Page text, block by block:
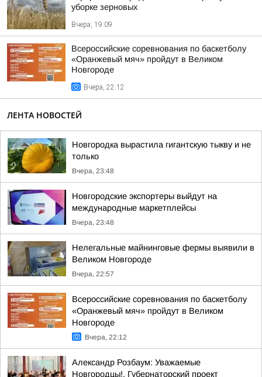
уборке зерновых
Вчера, 19:09
Всероссийские соревнования по баскетболу
«Оранжевый мяч» пройдут в Великом
Новгороде
Вчера, 22:12
ЛЕНТА НОВОСТЕЙ
Новгородка вырастила гигантскую тыкву и не
только
Вчера, 23:48
Новгородские экспортеры выйдут на
международные маркетплейсы
Вчера, 23:48
Нелегальные майнинговые фермы выявили в
Великом Новгороде
Вчера, 22:57
Всероссийские соревнования по баскетболу
«Оранжевый мяч» пройдут в Великом
Новгороде
Вчера, 22:12
Александр Розбаум: Уважаемые
Новгородцы!. Губернаторский проект